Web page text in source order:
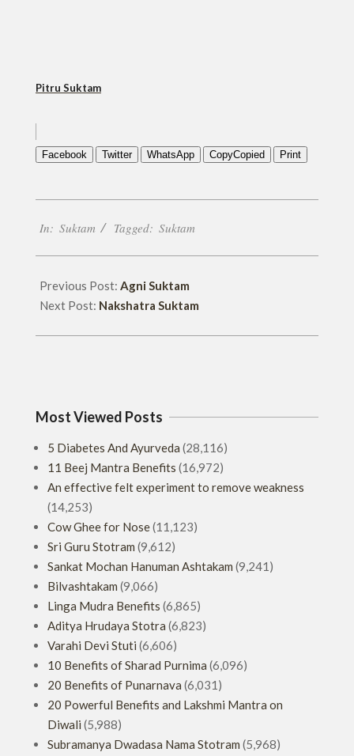
Pitru Suktam
Facebook Twitter WhatsApp CopyCopied Print
08-
In: Suktam Tagged: Suktam
Previous Post: Agni Suktam
Next Post: Nakshatra Suktam
Most Viewed Posts
5 Diabetes And Ayurveda (28,116)
11 Beej Mantra Benefits (16,972)
An effective felt experiment to remove weakness
(14,253)
Cow Ghee for Nose(11,123)
Sri Guru Stotram (9,612)
Sankat Mochan Hanuman Ashtakam (9,241)
Bilvashtakam (9,066)
Linga Mudra Benefits (6,865)
Aditya Hrudaya Stotra (6,823)
Varahi Devi Stuti (6,606)
10 Benefits of Sharad Purnima (6,096)
20 Benefits of Punarnava (6,031)
20 Powerful Benefits and Lakshmi Mantra on
Diwali (5,988)
Subramanya Dwadasa Nama Stotram (5,968)